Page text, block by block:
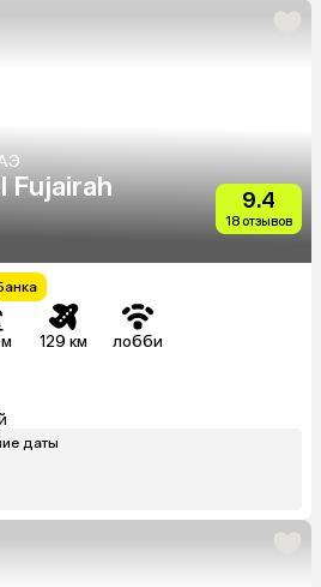
Fujairah
9.4
18 отзывов
129 км лобби
даты